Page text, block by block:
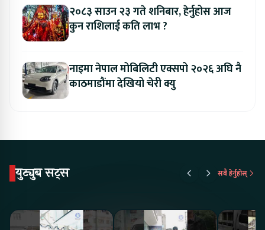
२०८३ साउन २३ गते शनिबार, हेर्नुहोस आज
कुन राशिलाई कति लाभ ?
नाइमा नेपाल मोबिलिटी एक्सपो २०२६ अघि नै
काठमाडौंमा देखियो चेरी क्यु
युट्युब सट्स सबै हेर्नुहोस्